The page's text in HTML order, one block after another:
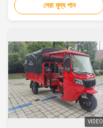
for people who want to move a
large amount of cargo quickly
the Cargo Motor Tricycle is an
ideal choice for transporting
goods and materials. It ...
সেরা মূল্য পান
VIDEO